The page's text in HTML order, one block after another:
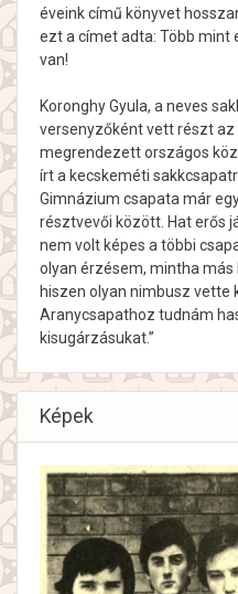
éveink című könyvet
ezt a címet adta: Több mint
van!
Koronghy Gyula, a neves
versenyzőként vett részt
megrendezett országos
írt a kecskeméti
Gimnázium csapata már
résztvevői között. Hat erős
nem volt képes a többi
olyan érzésem, mintha más
hiszen olyan nimbusz vette
Aranycsapathoz tudnám
Képek